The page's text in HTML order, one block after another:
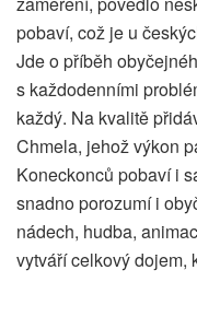
pobaví, což je u
Jde o příběh
s každodenními
každý. Na kvalitě
Chmela, jehož výkon
Koneckonců pobaví i
snadno porozumí i
nádech, hudba,
vytváří celkový dojem,